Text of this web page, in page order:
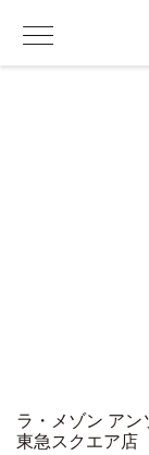
ラ・メゾン ア
東急スクエア店